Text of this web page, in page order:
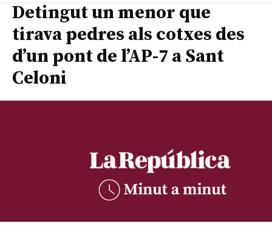
Detingut un menor que
tirava pedres als cotxes des
d’un pont de l’AP-7 a Sant
Celoni